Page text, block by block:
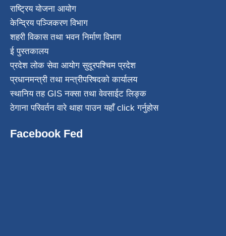
राष्ट्रिय योजना आयोग
केन्द्रिय पञ्जिकरण विभाग
शहरी विकास तथा भवन निर्माण विभाग
ई पुस्तकालय
प्रदेश लोक सेवा आयोग सुदूरपश्चिम प्रदेश
प्रधानमन्त्री तथा मन्त्रीपरिषदको कार्यालय
स्थानिय तह GIS नक्सा तथा वेवसाईट लिङ्क
ठेगाना परिवर्तन वारे थाहा पाउन यहाँ click गर्नुहोस
Facebook Fed